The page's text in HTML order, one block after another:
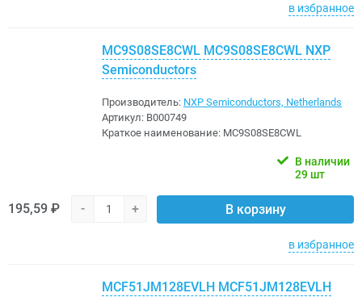
в избранное
MC9S08SE8CWL MC9S08SE8CWL NXP
Semiconductors
Производитель: NXP Semiconductors, Netherlands
Артикул: B000749
Краткое наименование: MC9S08SE8CWL
В наличии
29 шт
195,59 ₽ - + В корзину
в избранное
MCF51JM128EVLH MCF51JM128EVLH